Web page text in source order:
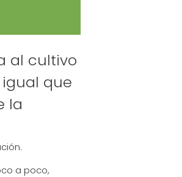
al cultivo
que
la
a poco,